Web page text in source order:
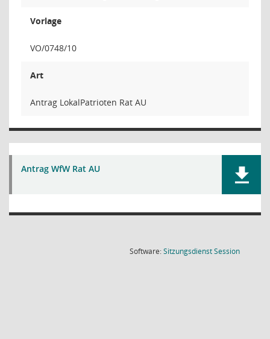
Vorlage
VO/0748/10
Art
Antrag LokalPatrioten Rat AU
Antrag WfW Rat AU
Software:SitzungsdienstSession(Wird in